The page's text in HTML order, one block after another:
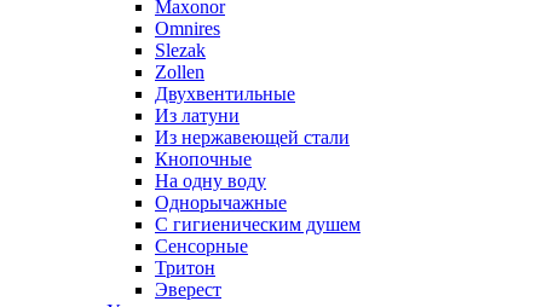
Maxonor
Omnires
Slezak
Zollen
Двухвентильные
Из латуни
Из нержавеющей стали
Кнопочные
На одну воду
Однорычажные
С гигиеническим душем
Сенсорные
Тритон
Эверест